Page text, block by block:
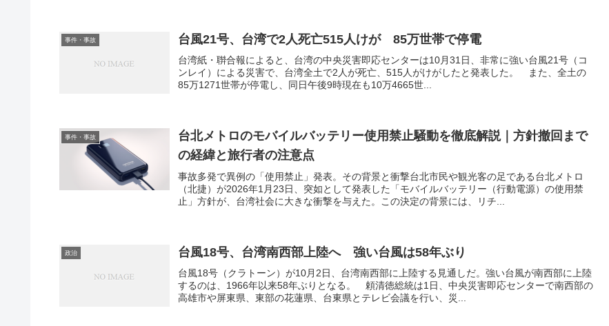
事件・事故 台風21号、台湾で2人死亡515人けが 85万世帯で停電
台湾紙・聨合報によると、台湾の中央災害即応センターは10月31日、非常に強い台風21号（コ
ンレイ）による災害で、台湾全土で2人が死亡、515人がけがしたと発表した。 また、全土の
85万1271世帯が停電し、同日午後9時現在も10万4665世...
事件・事故
台北メトロのモバイルバッテリー使用禁止騒動を徹底解説｜方針撤回まで
の経緯と旅行者の注意点
事故多発で異例の「使用禁止」発表。その背景と衝撃台北市民や観光客の足である台北メトロ
（北捷）が2026年1月23日、突如として発表した「モバイルバッテリー（行動電源）の使用禁
止」方針が、台湾社会に大きな衝撃を与えた。この決定の背景には、リチ...
政治 台風18号、台湾南西部上陸へ 強い台風は58年ぶり
台風18号（クラトーン）が10月2日、台湾南西部に上陸する見通しだ。強い台風が南西部に上陸
するのは、1966年以来58年ぶりとなる。 頼清徳総統は1日、中央災害即応センターで南西部の
高雄市や屏東県、東部の花蓮県、台東県とテレビ会議を行い、災...